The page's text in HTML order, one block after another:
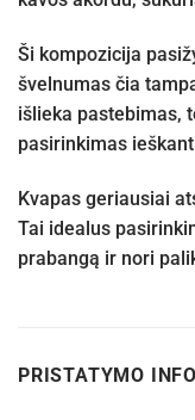
Ši kompozicija
švelnumas čia
išlieka pastebimas,
pasirinkimas
Kvapas geriausiai
Tai idealus
prabangą ir nori
PRISTATYMO